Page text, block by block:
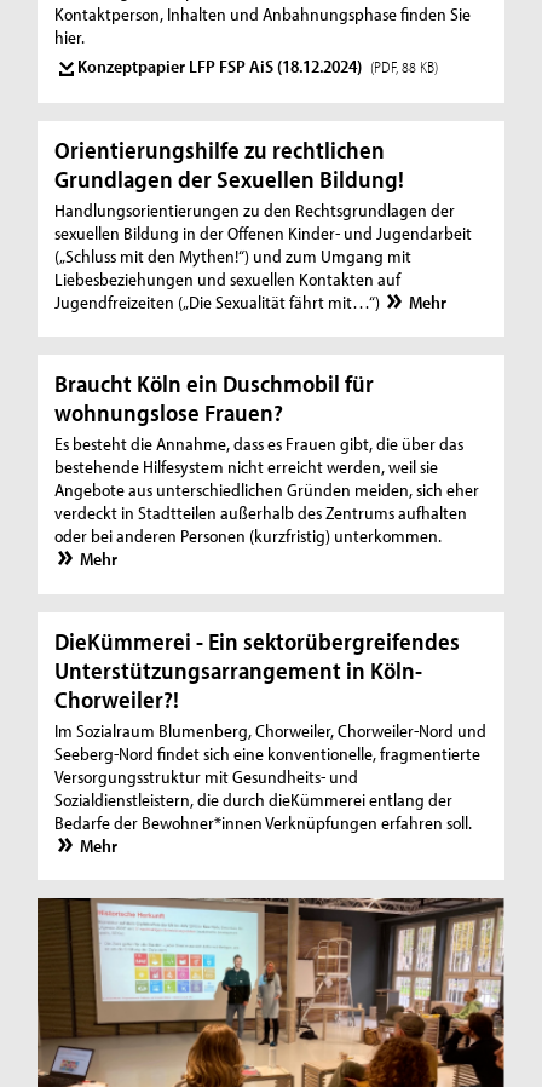
Kontaktperson, Inhalten und Anbahnungsphase finden Sie
hier.
Konzeptpapier LFP FSP AiS (18.12.2024) (PDF, 88 KB)
Orientierungshilfe zu rechtlichen
Grundlagen der Sexuellen Bildung!
Handlungsorientierungen zu den Rechtsgrundlagen der
sexuellen Bildung in der Offenen Kinder- und Jugendarbeit
(„Schluss mit den Mythen!“) und zum Umgang mit
Liebesbeziehungen und sexuellen Kontakten auf
Jugendfreizeiten („Die Sexualität fährt mit…“)
Mehr
Braucht Köln ein Duschmobil für
wohnungslose Frauen?
Es besteht die Annahme, dass es Frauen gibt, die über das
bestehende Hilfesystem nicht erreicht werden, weil sie
Angebote aus unterschiedlichen Gründen meiden, sich eher
verdeckt in Stadtteilen außerhalb des Zentrums aufhalten
oder bei anderen Personen (kurzfristig) unterkommen.
Mehr
DieKümmerei - Ein sektorübergreifendes
Unterstützungsarrangement in Köln-
Chorweiler?!
Im Sozialraum Blumenberg, Chorweiler, Chorweiler-Nord und
Seeberg-Nord findet sich eine konventionelle, fragmentierte
Versorgungsstruktur mit Gesundheits- und
Sozialdienstleistern, die durch dieKümmerei entlang der
Bedarfe der Bewohner*innen Verknüpfungen erfahren soll.
Mehr